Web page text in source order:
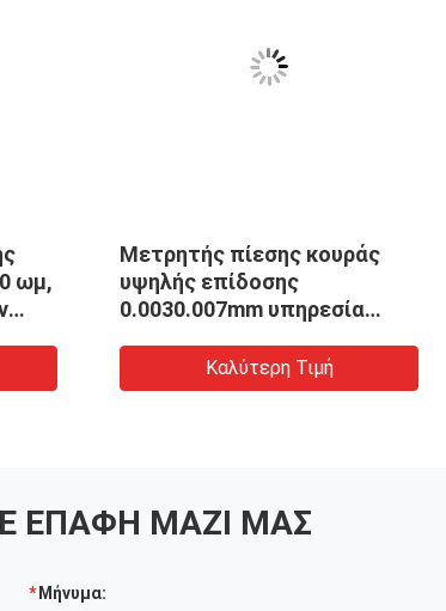
ωμ,
Μετρητής πίεσης κουράς
υψηλής επίδοσης
0.0030.007mm υπηρεσία
Καλύτερη Τιμή
ΕΠΑΦΉ ΜΑΖΊ ΜΑΣ
Μήνυμα: